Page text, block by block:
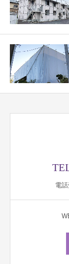
電